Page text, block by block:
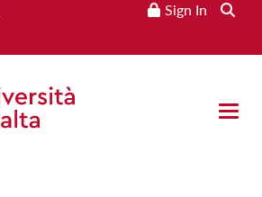
Sign In
Open
iż-Żminijiet
Campus 103.7
World
|L-Isport Matul iż-Żminijiet